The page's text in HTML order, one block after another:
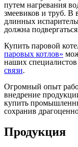
путем нагревания
змеевиков и труб. В
длинных
должна
Купить паровой
паровых котлов»
наших специалистов
связи.
Огромный опыт
внедрение
купить
сохранив
Продукция